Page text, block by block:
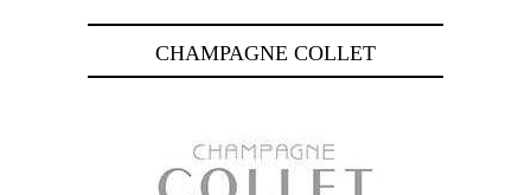
CHAMPAGNE COLLET